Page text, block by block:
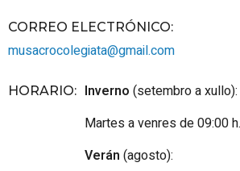
CORREO ELECTRÓNICO:
musacrocolegiata@gmail.com
HORARIO: Inverno (setembro a xullo):
Martes a venres de 09:00
Verán (agosto):